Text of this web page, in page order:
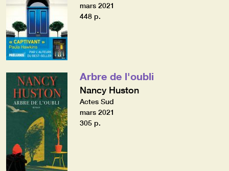
mars 2021
448 p.
Arbre de l'oubli
Nancy Huston
Actes Sud
mars 2021
305 p.